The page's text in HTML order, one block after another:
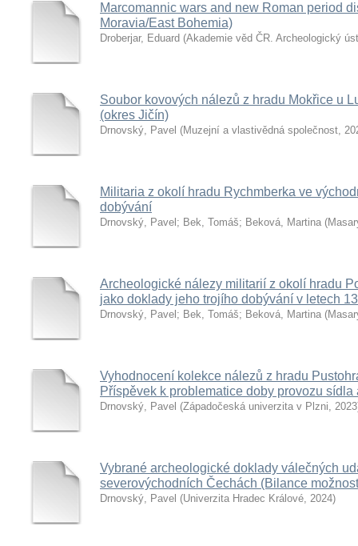
Marcomannic wars and new Roman period
Moravia/East Bohemia)
Droberjar, Eduard (Akademie věd ČR. Archeologický
Soubor kovových nálezů z hradu Mokřice u
(okres Jičín)
Drnovský, Pavel (Muzejní a vlastivědná společnost,
Militaria z okolí hradu Rychmberka ve
dobývání
Drnovský, Pavel ; Bek, Tomáš; Beková, Martina (
Archeologické nálezy militarií z okolí hradu
jako doklady jeho trojího dobývání v letech
Drnovský, Pavel ; Bek, Tomáš; Beková, Martina (
Vyhodnocení kolekce nálezů z hradu
Příspěvek k problematice doby provozu
Drnovský, Pavel (Západočeská univerzita v Plzni, 2023
Vybrané archeologické doklady válečných
severovýchodních Čechách (Bilance
Drnovský, Pavel (Univerzita Hradec Králové, 2024)